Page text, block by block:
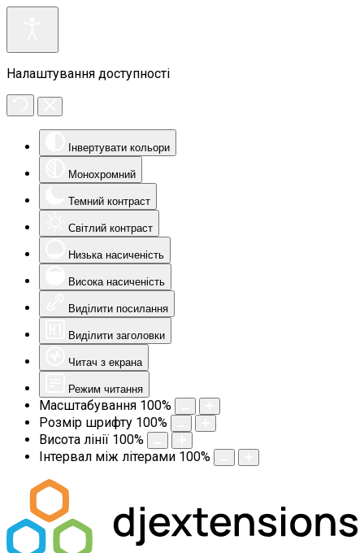
Налаштування доступності
Інвертувати кольори
Монохромний
Темний контраст
Світлий контраст
Низька насиченість
Висока насиченість
Виділити посилання
Виділити заголовки
Читач з екрана
Режим читання
Масштабування 100%
Розмір шрифту 100%
Висота лінії 100%
Інтервал між літерами 100%